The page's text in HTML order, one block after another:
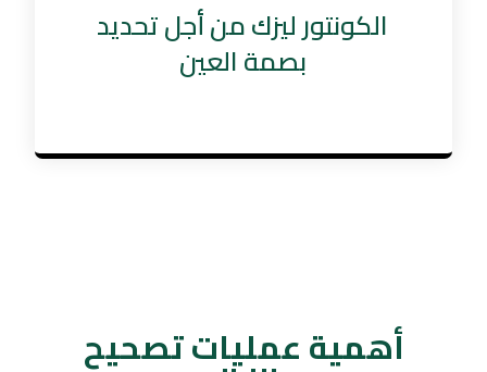
الكونتور ليزك من أجل تحديد
بصمة العين
أهمية عمليات تصحيح